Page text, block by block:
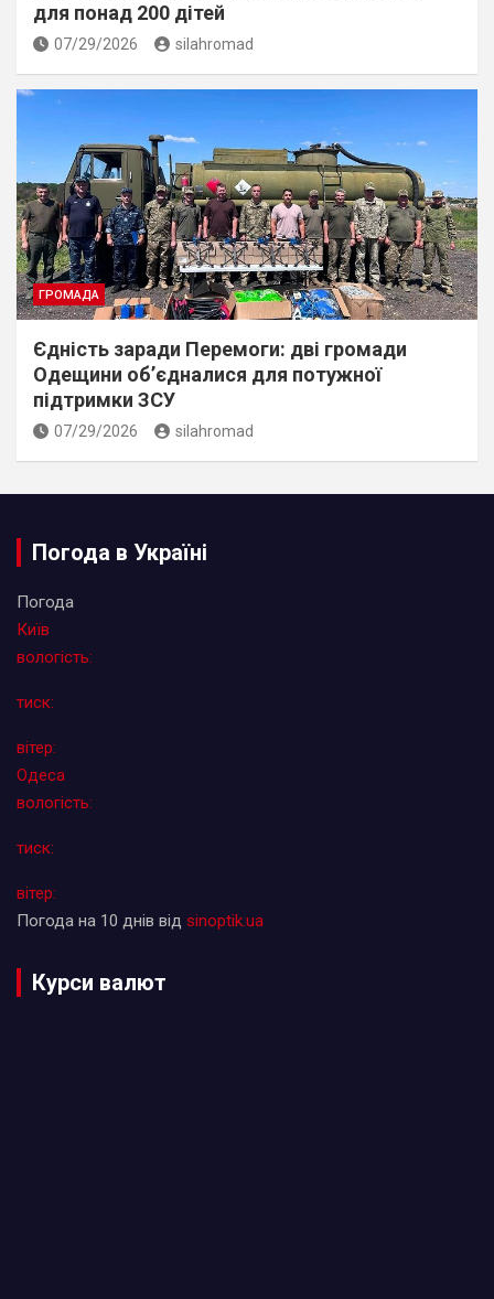
для понад 200 дітей
07/29/2026 silahromad
ГРОМАДА
Єдність заради Перемоги: дві громади
Одещини об’єдналися для потужної
підтримки ЗСУ
07/29/2026 silahromad
Погода в Україні
Погода
Київ
вологість:
тиск:
вітер:
Одеса
вологість:
тиск:
вітер:
Погода на 10 днів від sinoptik.ua
Курси валют